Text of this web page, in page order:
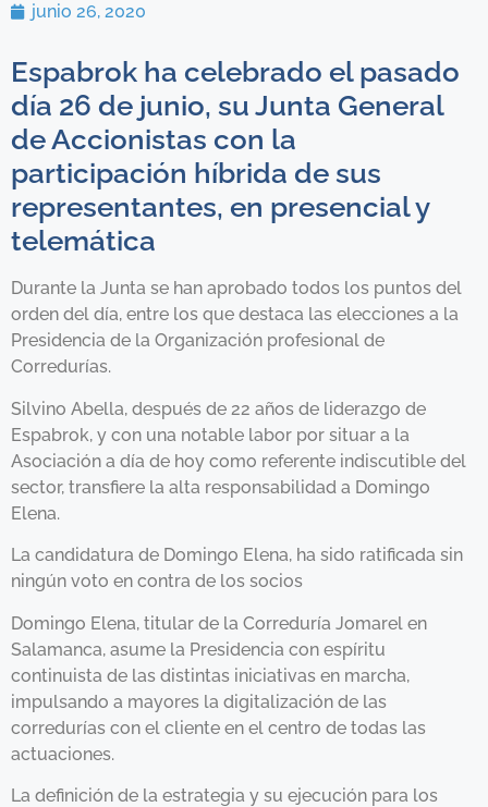
junio 26, 2020
Espabrok ha celebrado el pasado
día 26 de junio, su Junta General
de Accionistas con la
participación híbrida de sus
representantes, en presencial y
telemática
Durante la Junta se han aprobado todos los puntos del
orden del día, entre los que destaca las elecciones a la
Presidencia de la Organización profesional de
Corredurías.
Silvino Abella, después de 22 años de liderazgo de
Espabrok, y con una notable labor por situar a la
Asociación a día de hoy como referente indiscutible del
sector, transfiere la alta responsabilidad a Domingo
Elena.
La candidatura de Domingo Elena, ha sido ratificada sin
ningún voto en contra de los socios
Domingo Elena, titular de la Correduría Jomarel en
Salamanca, asume la Presidencia con espíritu
continuista de las distintas iniciativas en marcha,
impulsando a mayores la digitalización de las
corredurías con el cliente en el centro de todas las
actuaciones.
La definición de la estrategia y su ejecución para los